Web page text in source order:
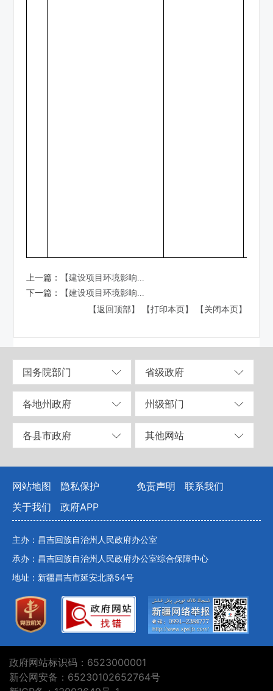
上一篇：
【建设项目环境影响...
下一篇：
【建设项目环境影响...
【返回顶部】
【打印本页】 【关闭本页】
国务院部门 省级政府
各地州政府 州级部门
各县市政府 其他网站
网站地图 隐私保护 免责声明
联系我们
关于我们
政府APP
主办：昌吉回族自治州人民政府办公室
承办：昌吉回族自治州人民政府办公室综合保障中心
地址：新疆昌吉市延安北路54号
政府网站标识码：6523000001
新公网安备：65230102652764号